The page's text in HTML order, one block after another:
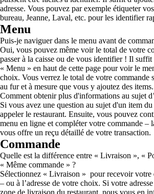
adresse. Vous pouvez par exemple étiqueter
bureau, Jeanne, Laval, etc. pour les identifier
Menu
Puis-je naviguer dans le menu avant de
Oui, vous pouvez même voir le total de votre
passer à la caisse ou de vous identifier ! Il
« Menu » en haut de cette page pour voir le
choix. Vous verrez le total de votre commande
au fur et à mesure que vous y ajoutez des items.
Comment obtenir plus d'informations au sujet
Si vous avez une question au sujet d'un item
appeler le restaurant. Ensuite, vous pouvez
menu en ligne et compléter votre commande –
vous offre un reçu détaillé de votre transaction.
Commande
Quelle est la différence entre « Livraison », «
« Même commande » ?
Sélectionnez « Livraison » pour recevoir votre
– ou à l’adresse de votre choix. Si votre
zone de livraison du restaurant, nous vous en